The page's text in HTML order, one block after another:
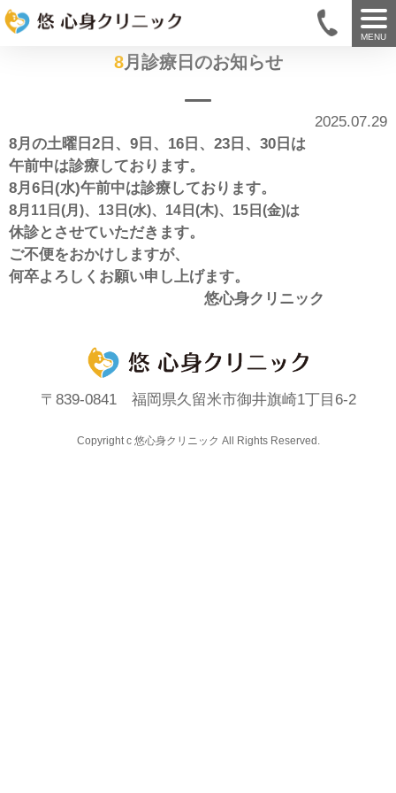
MENU
8月診療日のお知らせ
2025.07.29
8月の土曜日2日、9日、16日、23日、30日は
午前中は診療しております。
8月6日(水)午前中は診療しております。
8月11日(月)、13日(水)、14日(木)、15日(金)は
休診とさせていただきます。
ご不便をおかけしますが、
何卒よろしくお願い申し上げます。
悠心身クリニック
〒839-0841 福岡県久留米市御井旗崎1丁目6-2
Copyright c 悠心身クリニック All Rights Reserved.